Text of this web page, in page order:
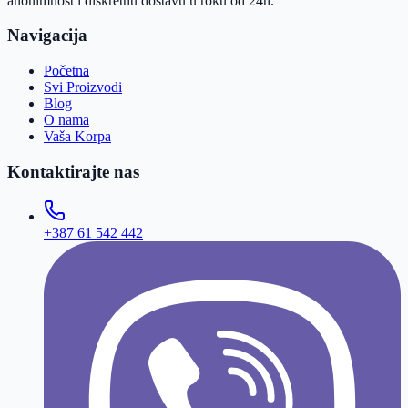
Navigacija
Početna
Svi Proizvodi
Blog
O nama
Vaša Korpa
Kontaktirajte nas
+387 61 542 442